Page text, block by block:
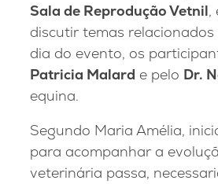
Sala de Reprodução Vetnil,
discutir temas
dia do evento, os
Patricia Malard e pelo Dr.
equina.
Segundo Maria Amélia,
para acompanhar a
veterinária passa,